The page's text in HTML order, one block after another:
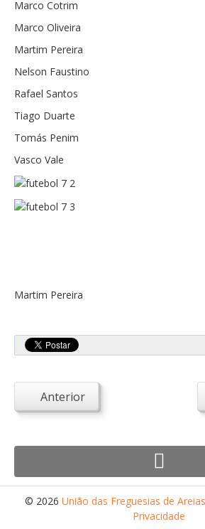
Sugestões/Reclamações
Tabela - Taxas e Licenças
Avarias na Iluminação Pública
AREIAS E PIAS
Contactos Úteis
Património
Edificado
Religioso
Turismo e Lazer
Alojamento
Feiras, Festas e Romarias
Marco Cotrim
Marco Oliveira
Martim Pereira
Nelson Faustino
Rafael Santos
Tiago Duarte
Tomás Penim
Vasco Vale
Martim Pereira
Anterior
© 2026 União das Freguesias de
Privacidade